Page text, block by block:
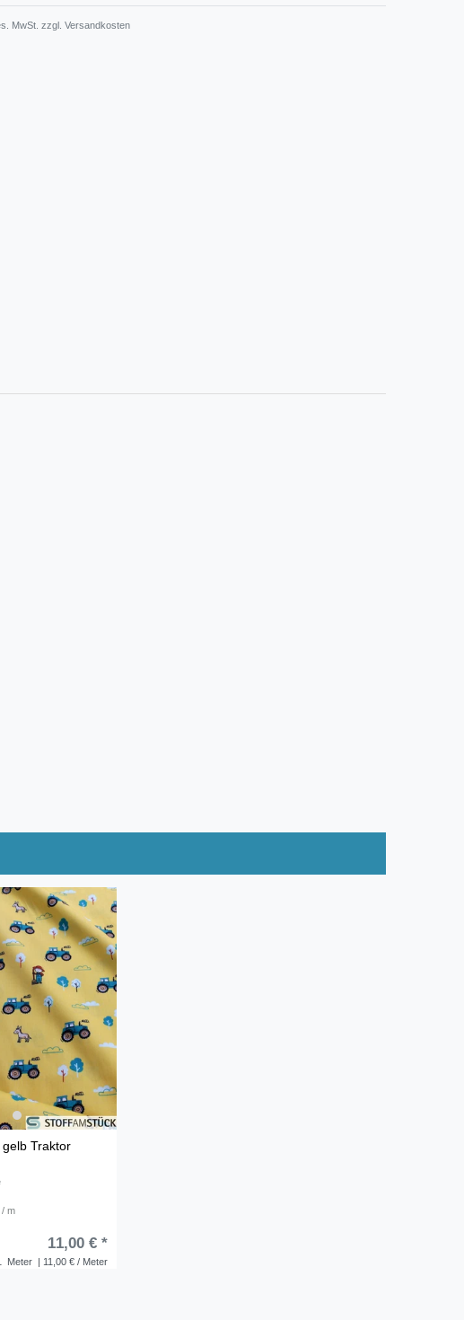
MwSt. zzgl. Versandkosten
Traktor
/ m
Meter | 11,00 € / Meter
11,00 € *